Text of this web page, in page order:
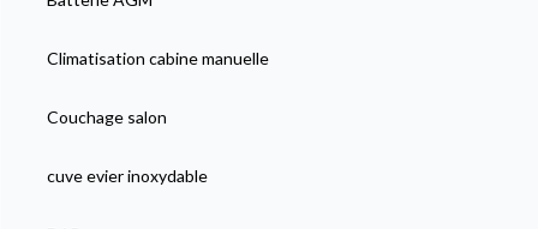
Climatisation cabine manuelle
Couchage salon
cuve evier inoxydable